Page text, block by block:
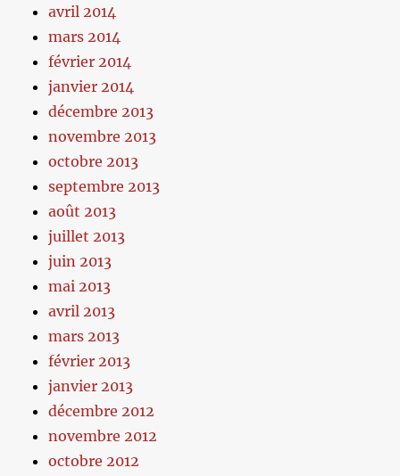
avril 2014
mars 2014
février 2014
janvier 2014
décembre 2013
novembre 2013
octobre 2013
septembre 2013
août 2013
juillet 2013
juin 2013
mai 2013
avril 2013
mars 2013
février 2013
janvier 2013
décembre 2012
novembre 2012
octobre 2012